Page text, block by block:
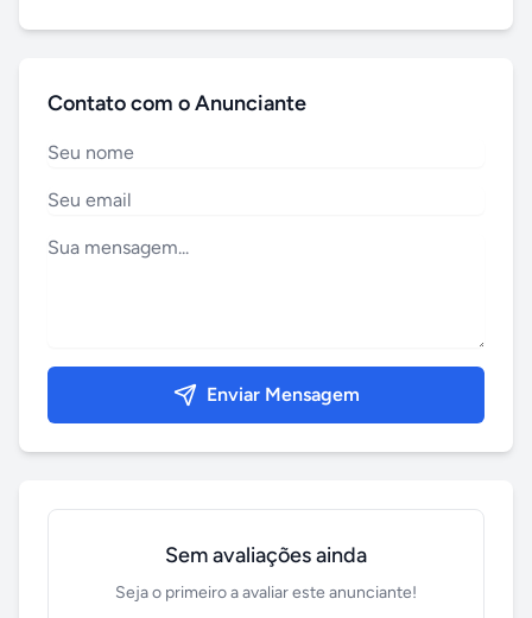
Contato com o Anunciante
Enviar Mensagem
Sem avaliações ainda
Seja o primeiro a avaliar este anunciante!